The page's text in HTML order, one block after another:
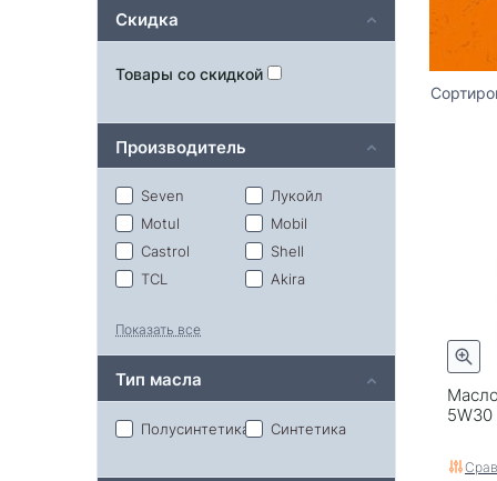
5W30
Скидка
Товары со скидкой
Производитель
Seven
Лукойл
Motul
Mobil
Castrol
Shell
TCL
Akira
GM
Hyundai
Idemitsu
Kixx
Показать все
Тип масла
Полусинтетика Синтетика